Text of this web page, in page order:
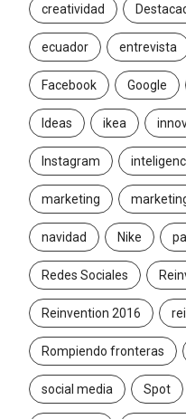
creatividad
ecuador entrevista
Facebook Google
Ideas ikea
Instagram
marketing
navidad Nike
Redes Sociales
Reinvention 2016
Rompiendo fronteras
social media Spot